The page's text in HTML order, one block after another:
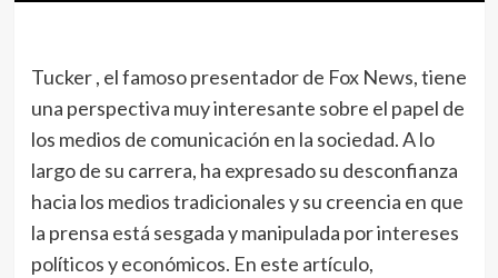
Tucker , el famoso presentador de Fox News, tiene
una perspectiva muy interesante sobre el papel de
los medios de comunicación en la sociedad. A lo
largo de su carrera, ha expresado su desconfianza
hacia los medios tradicionales y su creencia en que
la prensa está sesgada y manipulada por intereses
políticos y económicos. En este artículo,